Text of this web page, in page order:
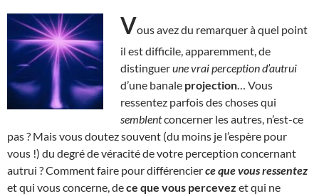
Vous avez du remarquer à quel point
il est difficile, apparemment, de
distinguerune vrai perception d’autrui
d’une banale projection … Vous
ressentez parfois des choses qui
semblentconcerner les autres, n’est-ce
pas ? Mais vous doutez souvent (du moins je l’espère pour
vous !) du degré de véracité de votre perception concernant
autrui ? Comment faire pour différencierce que vous ressentez
et qui vous concerne, dece que vous percevez et qui ne